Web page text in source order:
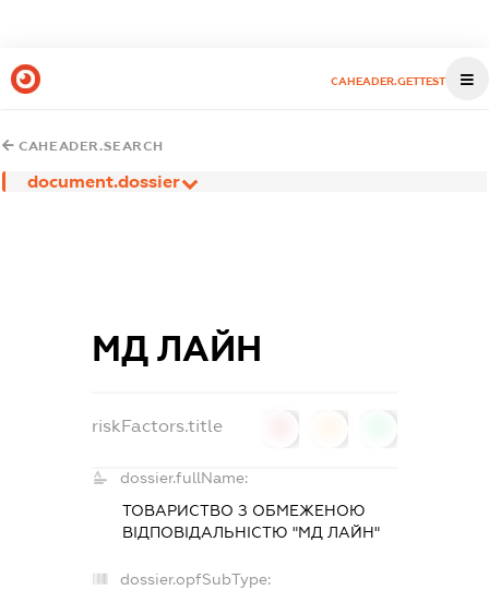
CAHEADER.GETTEST
CAHEADER.SEARCH
document.dossier
МД ЛАЙН
riskFactors.title
dossier.fullName:
ТОВАРИСТВО З ОБМЕЖЕНОЮ
ВІДПОВІДАЛЬНІСТЮ "МД ЛАЙН"
dossier.opfSubType: